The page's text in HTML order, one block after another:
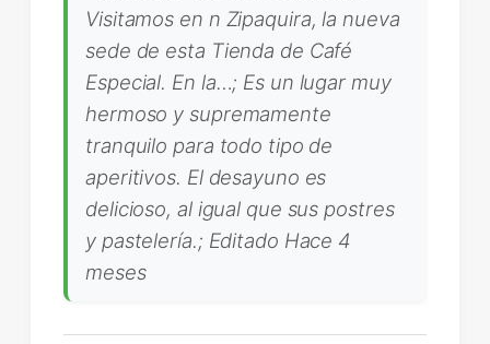
Visitamos en n Zipaquira, la nueva
sede de esta Tienda de Café
Especial. En la…; Es un lugar muy
hermoso y supremamente
tranquilo para todo tipo de
aperitivos. El desayuno es
delicioso, al igual que sus postres
y pastelería.; Editado Hace 4
meses